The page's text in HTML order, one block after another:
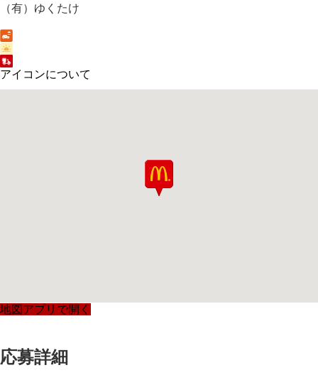
（有）ゆくたけ
アイコンについて
地図アプリで開く
応募詳細